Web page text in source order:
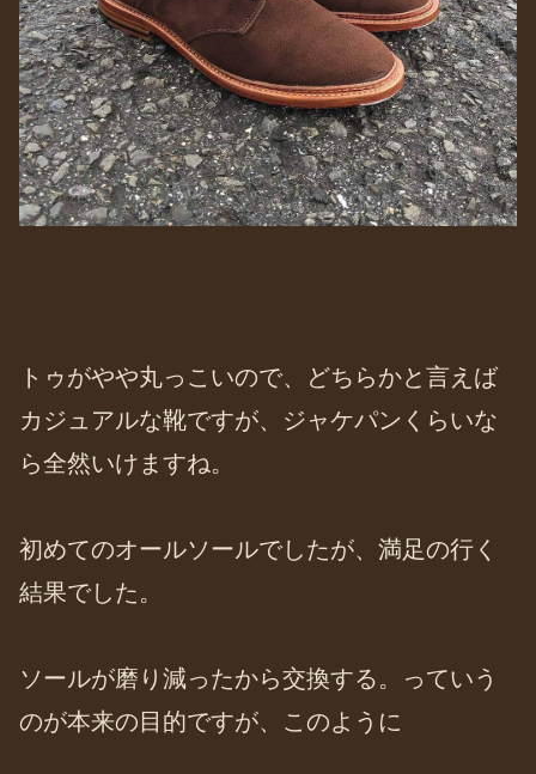
トゥがやや丸っこいので、どちらかと言えば
カジュアルな靴ですが、ジャケパンくらいな
ら全然いけますね。
初めてのオールソールでしたが、満足の行く
結果でした。
ソールが磨り減ったから交換する。っていう
のが本来の目的ですが、このように